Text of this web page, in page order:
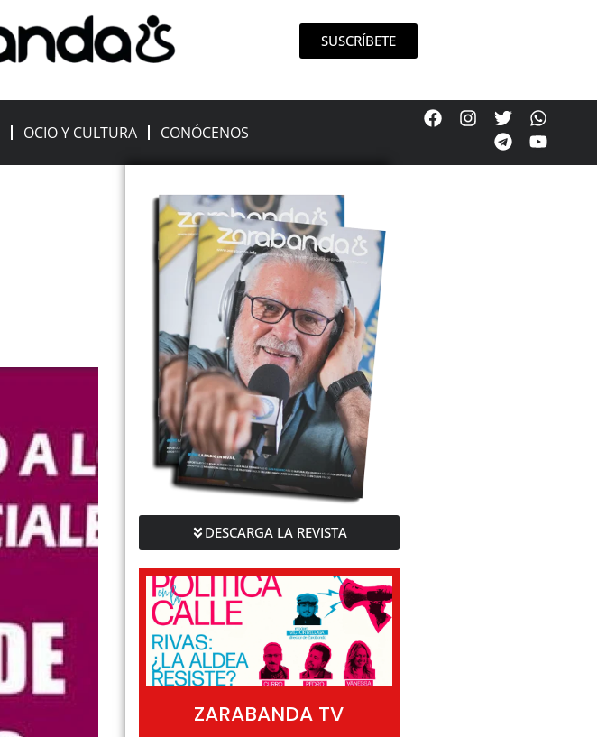
SUSCRÍBETE
OCIO Y CULTURA CONÓCENOS
DESCARGA LA REVISTA
ZARABANDA TV